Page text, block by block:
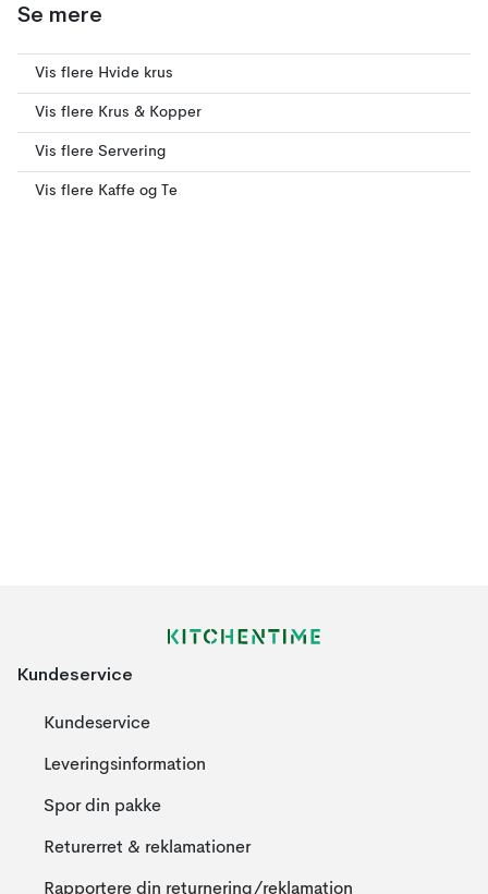
Se mere
Vis flere Hvide krus
Vis flere Krus & Kopper
Vis flere Servering
Vis flere Kaffe og Te
Kundeservice
Kundeservice
Leveringsinformation
Spor din pakke
Returerret & reklamationer
Rapportere din returnering/reklamation